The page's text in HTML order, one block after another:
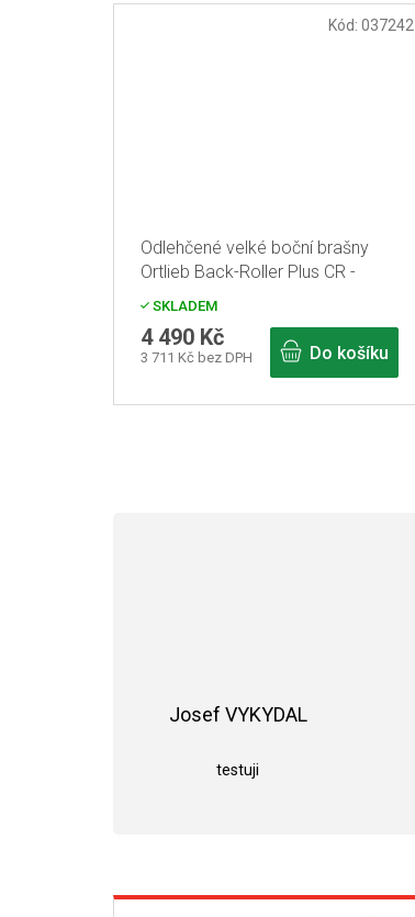
Odlehčené velké boční brašny
Ortlieb Back-Roller Plus CR -
modrá
SKLADEM
3 711 Kč bez DPH
4 490 Kč
Do košíku
Kód: 037242
Josef VYKYDAL
testuji